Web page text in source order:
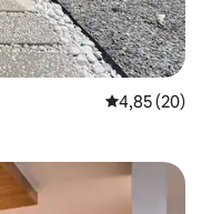
Prosječna
4,85 (20)